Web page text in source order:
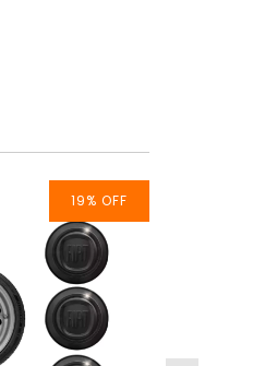
19% OFF